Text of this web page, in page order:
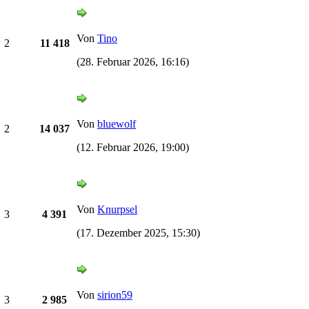
2 11 418 Von Tino
(28. Februar 2026, 16:16)
2 14 037 Von bluewolf
(12. Februar 2026, 19:00)
3 4 391 Von Knurpsel
(17. Dezember 2025, 15:30)
3 2 985 Von sirion59